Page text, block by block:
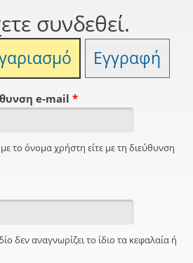
συνδεθεί.
Εγγραφή
e-mail *
με το όνομα χρήστη είτε με τη διεύθυνση
δεν αναγνωρίζει το ίδιο τα κεφαλαία ή